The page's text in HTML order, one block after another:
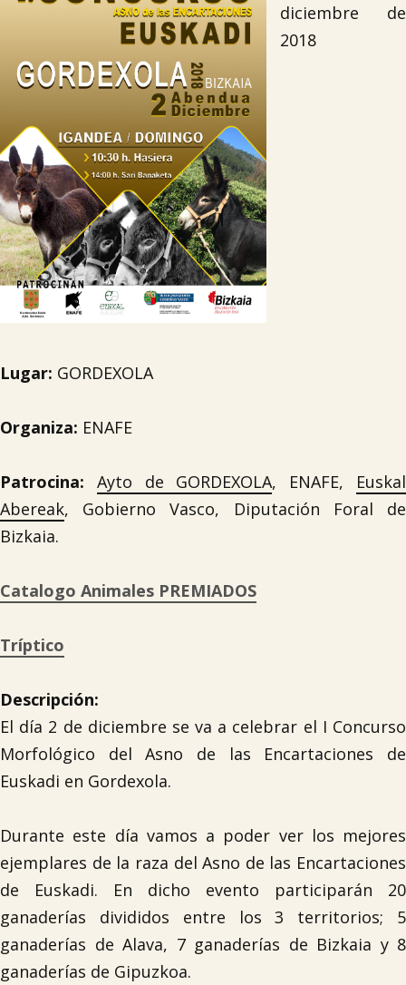
diciembre de
2018
Lugar: GORDEXOLA
Organiza: ENAFE
Patrocina: Ayto de GORDEXOLA, ENAFE, Euskal
Abereak, Gobierno Vasco, Diputación Foral de
Bizkaia.
Catalogo Animales PREMIADOS
Tríptico
Descripción:
El día 2 de diciembre se va a celebrar el I Concurso
Morfológico del Asno de las Encartaciones de
Euskadi en Gordexola.
Durante este día vamos a poder ver los mejores
ejemplares de la raza del Asno de las Encartaciones
de Euskadi. En dicho evento participarán 20
ganaderías divididos entre los 3 territorios; 5
ganaderías de Alava, 7 ganaderías de Bizkaia y 8
ganaderías de Gipuzkoa.